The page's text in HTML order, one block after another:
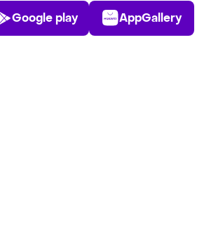
Play Store
Google play
AppGallery
AppGallery